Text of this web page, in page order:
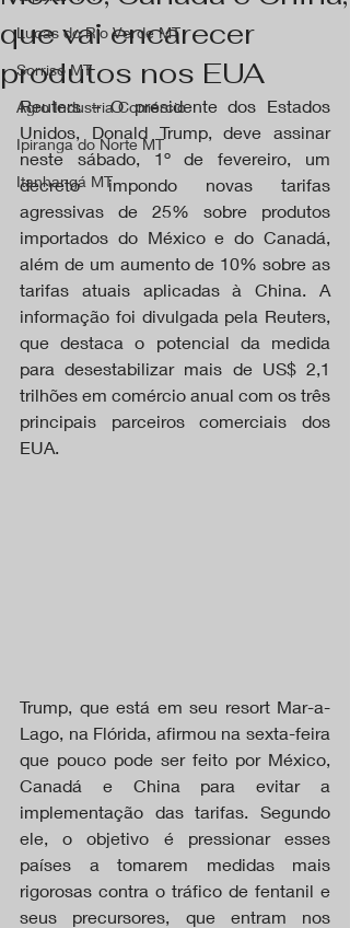
Lucas do Rio Verde MT
Sorriso MT
Agro Industria Comércio
Ipiranga do Norte MT
Itanhangá MT
que vai encarecer
produtos nos EUA
Reuters – O presidente dos Estados
Unidos, Donald Trump, deve assinar
neste sábado, 1º de fevereiro, um
decreto impondo novas tarifas
agressivas de 25% sobre produtos
importados do México e do Canadá,
além de um aumento de 10% sobre as
tarifas atuais aplicadas à China. A
informação foi divulgada pela Reuters,
que destaca o potencial da medida
para desestabilizar mais de US$ 2,1
trilhões em comércio anual com os três
principais parceiros comerciais dos
EUA.
Trump, que está em seu resort Mar-a-
Lago, na Flórida, afirmou na sexta-feira
que pouco pode ser feito por México,
Canadá e China para evitar a
implementação das tarifas. Segundo
ele, o objetivo é pressionar esses
países a tomarem medidas mais
rigorosas contra o tráfico de fentanil e
seus precursores, que entram nos